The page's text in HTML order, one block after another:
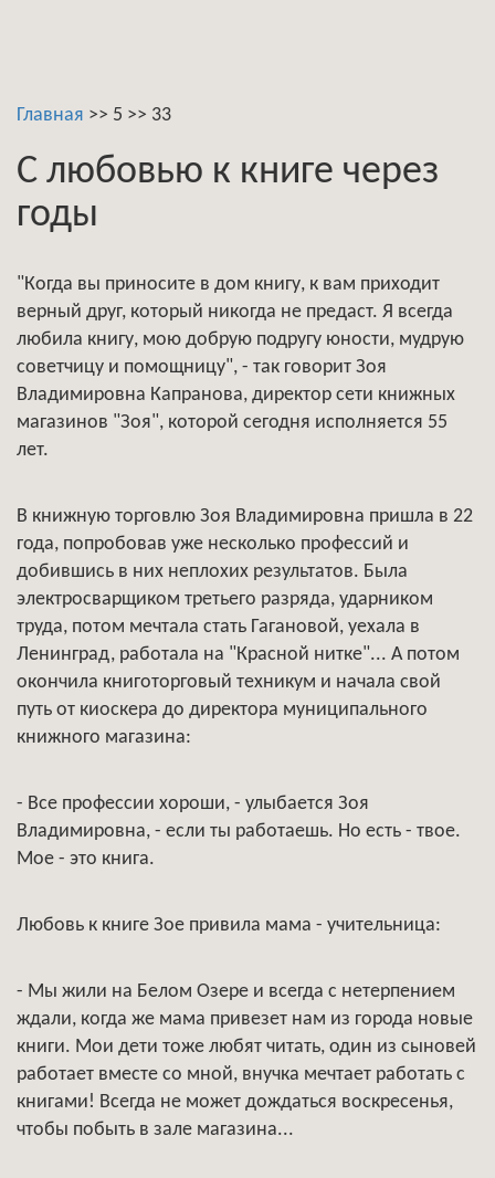
Главная >> 5 >> 33
С любовью к книге через
годы
"Когда вы приносите в дом книгу, к вам приходит
верный друг, который никогда не предаст. Я всегда
любила книгу, мою добрую подругу юности, мудрую
советчицу и помощницу", - так говорит Зоя
Владимировна Капранова, директор сети книжных
магазинов "Зоя", которой сегодня исполняется 55
лет.
В книжную торговлю Зоя Владимировна пришла в 22
года, попробовав уже несколько профессий и
добившись в них неплохих результатов. Была
электросварщиком третьего разряда, ударником
труда, потом мечтала стать Гагановой, уехала в
Ленинград, работала на "Красной нитке"... А потом
окончила книготорговый техникум и начала свой
путь от киоскера до директора муниципального
книжного магазина:
- Все профессии хороши, - улыбается Зоя
Владимировна, - если ты работаешь. Но есть - твое.
Мое - это книга.
Любовь к книге Зое привила мама - учительница:
- Мы жили на Белом Озере и всегда с нетерпением
ждали, когда же мама привезет нам из города новые
книги. Мои дети тоже любят читать, один из сыновей
работает вместе со мной, внучка мечтает работать с
книгами! Всегда не может дождаться воскресенья,
чтобы побыть в зале магазина...